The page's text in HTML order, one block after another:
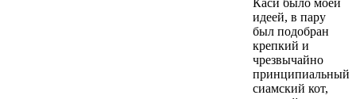
Каси было моей
идеей, в пару
был подобран
крепкий и
чрезвычайно
принципиальный
сиамский кот,